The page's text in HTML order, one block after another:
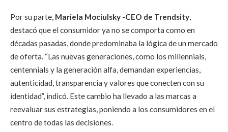
Por su parte, Mariela Mociulsky -CEO de Trendsity,
destacó que el consumidor ya no se comporta como en
décadas pasadas, donde predominaba la lógica de un mercado
de oferta. “Las nuevas generaciones, como los millennials,
centennials y la generación alfa, demandan experiencias,
autenticidad, transparencia y valores que conecten con su
identidad”, indicó. Este cambio ha llevado a las marcas a
reevaluar sus estrategias, poniendo a los consumidores en el
centro de todas las decisiones.